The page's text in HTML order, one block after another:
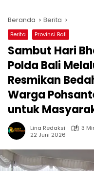
Beranda Berita
Berita Provinsi Bali
Sambut Hari
Polda Bali
Resmikan
Warga
untuk
Lina Redaksi
3
22 Juni 2026